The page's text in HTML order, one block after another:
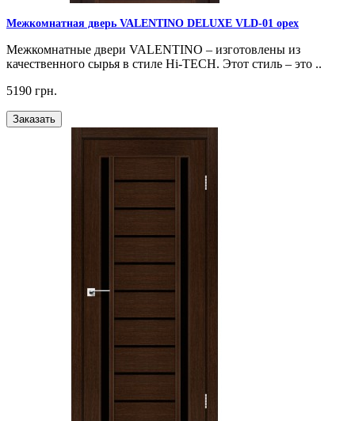
Межкомнатная дверь VALENTINO DELUXE VLD-01 орех
Межкомнатные двери VALENTINO – изготовлены из
качественного сырья в стиле Hi-TECH. Этот стиль – это ..
5190 грн.
Заказать